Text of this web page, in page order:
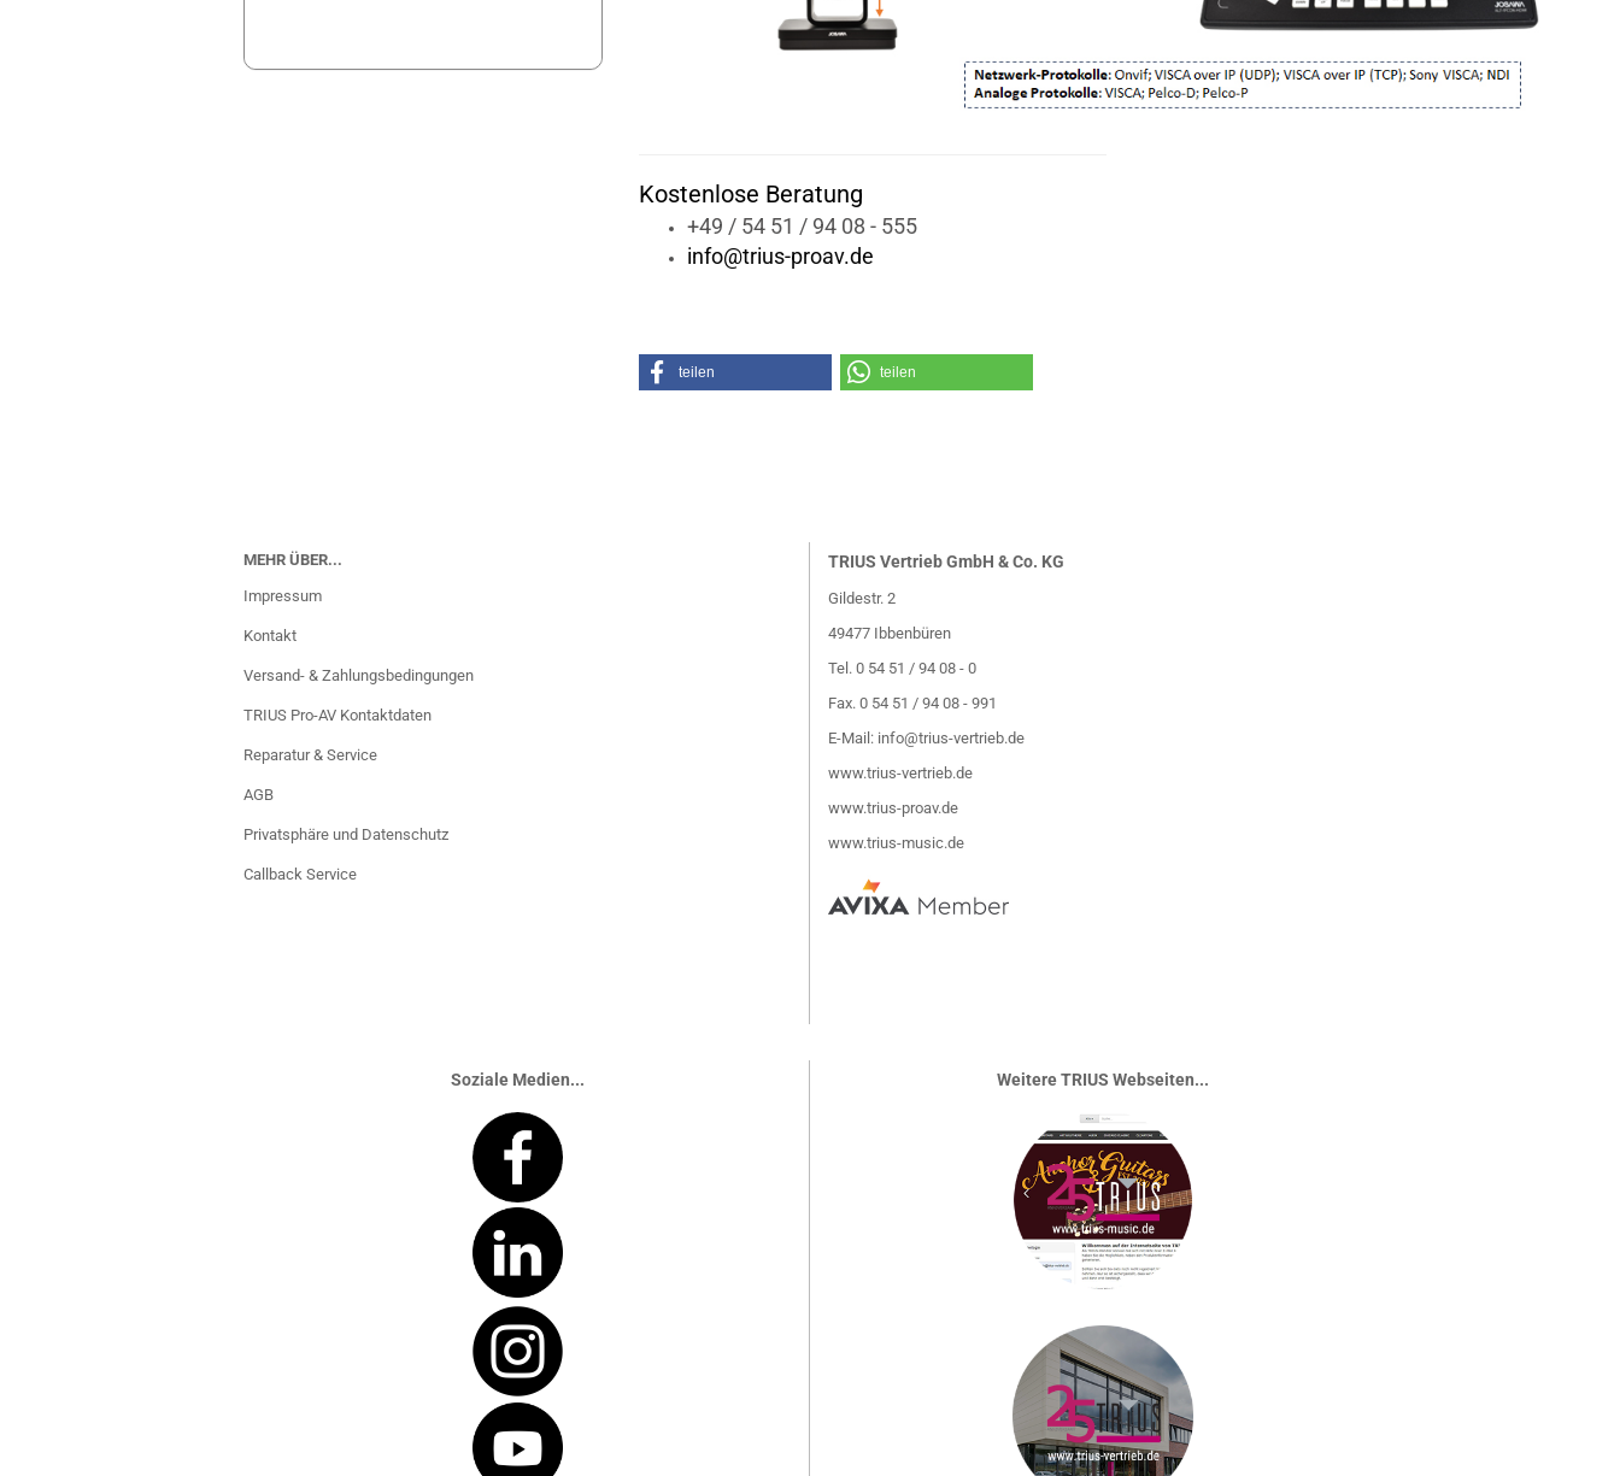
Kostenlose Beratung
+49 / 54 51 / 94 08 - 555
info@trius-proav.de
teilen teilen
MEHR ÜBER...
Impressum
Kontakt
Versand- & Zahlungsbedingungen
TRIUS Pro-AV Kontaktdaten
Reparatur & Service
AGB
Privatsphäre und Datenschutz
Callback Service
TRIUS Vertrieb GmbH & Co. KG
Gildestr. 2
49477 Ibbenbüren
Tel. 0 54 51 / 94 08 - 0
Fax. 0 54 51 / 94 08 - 991
E-Mail: info@trius-vertrieb.de
www.trius-vertrieb.de
www.trius-proav.de
www.trius-music.de
Soziale Medien... Weitere TRIUS Webseiten...